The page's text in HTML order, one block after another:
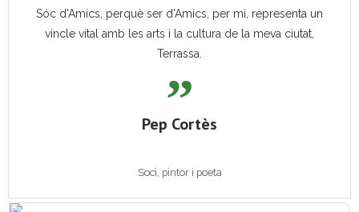
Sóc d'Amics, perquè ser d'Amics, per mi, representa un
vincle vital amb les arts i la cultura de la meva ciutat,
Terrassa.
Pep Cortès
Soci, pintor i poeta